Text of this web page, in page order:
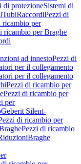
di protezioneSistemi di
TubiRaccordiPezzi di
ricambio per
ricambio per Braghe
ad innestoPezzi di
per il collegamento
per il collegamento
Pezzi di ricambio per
Pezzi di ricambio per
per
Geberit Silent-
di ricambio per
Pezzi di ricambio
Braghe